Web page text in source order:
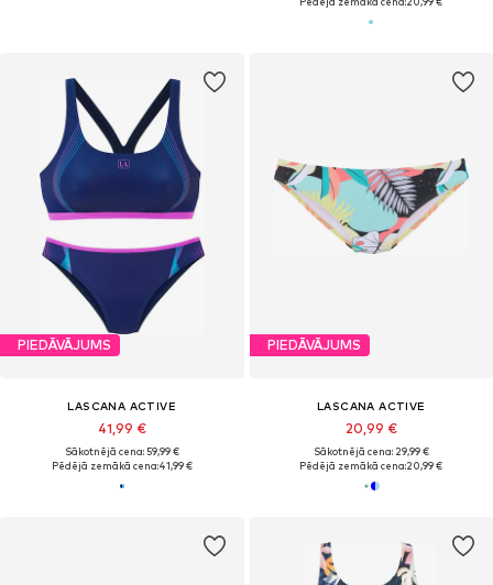
PIEDĀVĀJUMS
LASCANA ACTIVE
41,99 €
Sākotnējā cena: 59,99 €
Pēdējā zemākā cena:41,99 €
PIEDĀVĀJUMS
LASCANA ACTIVE
20,99 €
Sākotnējā cena: 29,99 €
Pēdējā zemākā cena:20,99 €